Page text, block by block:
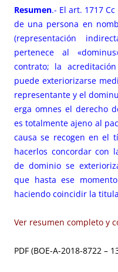
Resumen.- El art. 1717
de una persona en
(representación
pertenece al
contrato; la
puede exteriorizarse
representante y el
erga omnes el derecho
es totalmente ajeno al
causa se recogen en el
hacerlos concordar con
de dominio se
que hasta ese
haciendo coincidir la
Ver resumen completo y
PDF (BOE-A-2018-8722 –